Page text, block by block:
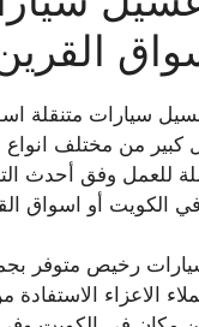
سيارات متنقلة
كبير من مختلف انواع
للعمل وفق أحدث
في الكويت أو اسواق
رخيص متوفر
الاعزاء الاستفادة